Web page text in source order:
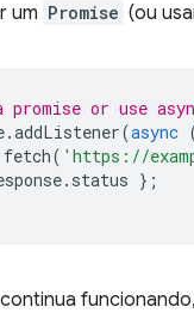
um Promise (ou
or use
.addListener(async
fetch( 'https://
. status };
continua